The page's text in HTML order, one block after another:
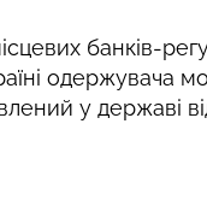
банків-
одержувача
у державі